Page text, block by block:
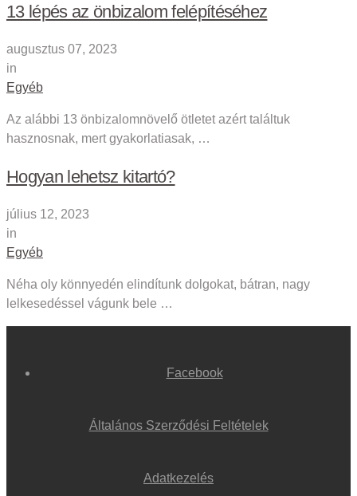
13 lépés az önbizalom felépítéséhez
augusztus 07, 2023
in
Egyéb
Az alábbi 13 önbizalomnövelő ötletet azért találtuk
hasznosnak, mert gyakorlatiasak, …
Hogyan lehetsz kitartó?
július 12, 2023
in
Egyéb
Néha oly könnyedén elindítunk dolgokat, bátran, nagy
lelkesedéssel vágunk bele …
Facebook
Általános Szerződési Feltételek
Adatkezelés